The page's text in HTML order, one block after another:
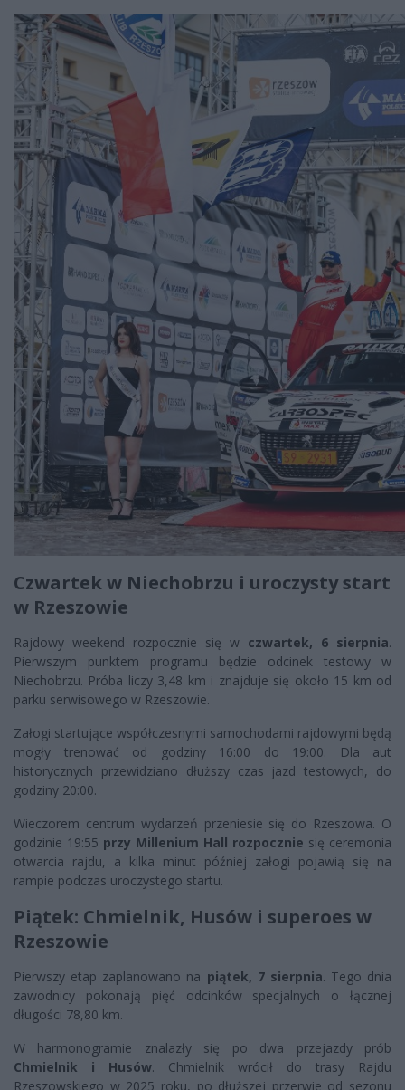
Czwartek w Niechobrzu i uroczysty start
w Rzeszowie
Rajdowy weekend rozpocznie się w czwartek, 6 sierpnia.
Pierwszym punktem programu będzie odcinek testowy w
Niechobrzu. Próba liczy 3,48 km i znajduje się około 15 km od
parku serwisowego w Rzeszowie.
Załogi startujące współczesnymi samochodami rajdowymi będą
mogły trenować od godziny 16:00 do 19:00. Dla aut
historycznych przewidziano dłuższy czas jazd testowych, do
godziny 20:00.
Wieczorem centrum wydarzeń przeniesie się do Rzeszowa. O
godzinie 19:55 przy Millenium Hall rozpocznie się ceremonia
otwarcia rajdu, a kilka minut później załogi pojawią się na
rampie podczas uroczystego startu.
Piątek: Chmielnik, Husów i superoes w
Rzeszowie
Pierwszy etap zaplanowano na piątek, 7 sierpnia. Tego dnia
zawodnicy pokonają pięć odcinków specjalnych o łącznej
długości 78,80 km.
W harmonogramie znalazły się po dwa przejazdy prób
Chmielnik i Husów. Chmielnik wrócił do trasy Rajdu
Rzeszowskiego w 2025 roku, po dłuższej przerwie od sezonu